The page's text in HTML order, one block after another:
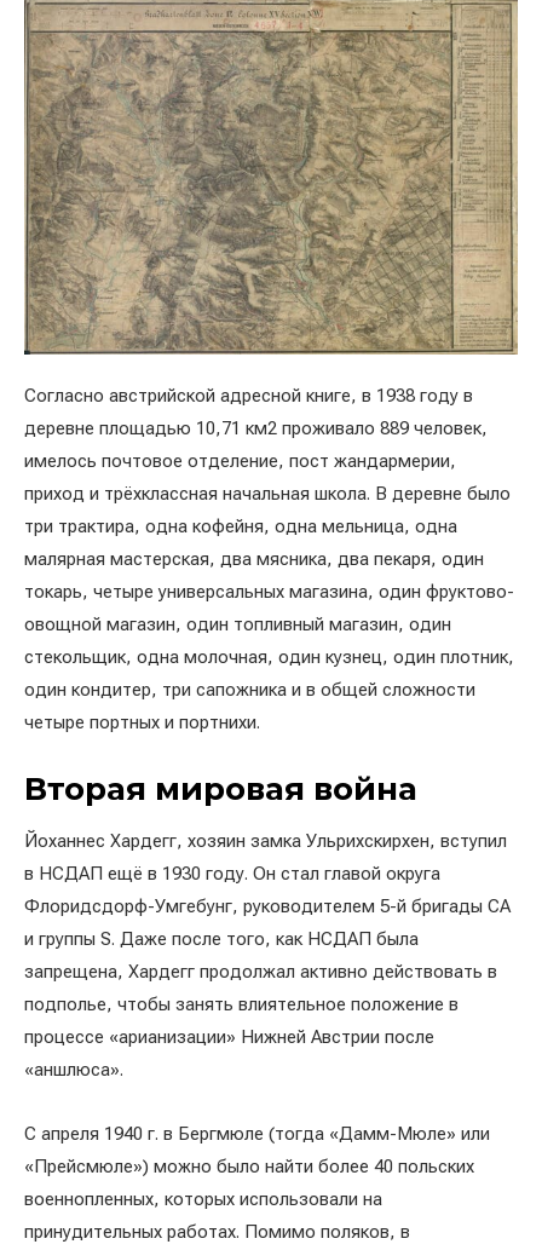
Согласно австрийской адресной книге, в 1938 году в
деревне площадью 10,71 км2 проживало 889 человек,
имелось почтовое отделение, пост жандармерии,
приход и трёхклассная начальная школа. В деревне было
три трактира, одна кофейня, одна мельница, одна
малярная мастерская, два мясника, два пекаря, один
токарь, четыре универсальных магазина, один фруктово-
овощной магазин, один топливный магазин, один
стекольщик, одна молочная, один кузнец, один плотник,
один кондитер, три сапожника и в общей сложности
четыре портных и портнихи.
Вторая мировая война
Йоханнес Хардегг, хозяин замка Ульрихскирхен, вступил
в НСДАП ещё в 1930 году. Он стал главой округа
Флоридсдорф-Умгебунг, руководителем 5-й бригады СА
и группы S. Даже после того, как НСДАП была
запрещена, Хардегг продолжал активно действовать в
подполье, чтобы занять влиятельное положение в
процессе «арианизации» Нижней Австрии после
«аншлюса».
С апреля 1940 г. в Бергмюле (тогда «Дамм-Мюле» или
«Прейсмюле») можно было найти более 40 польских
военнопленных, которых использовали на
принудительных работах. Помимо поляков, в